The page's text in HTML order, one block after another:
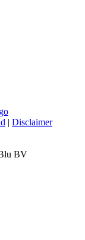
| Disclaimer
BV